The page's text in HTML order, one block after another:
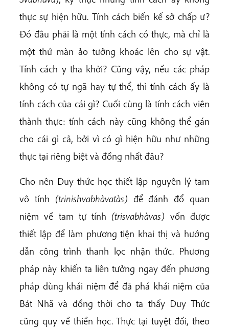
thực sự hiện hữu. Tính cách biến kế sở chấp ư?
Đó đâu phải là một tính cách có thực, mà chỉ là
một thứ màn ảo tưởng khoác lên cho sự vật.
Tính cách y tha khởi? Cũng vậy, nếu các pháp
không có tự ngã hay tự thể, thì tính cách ấy là
tính cách của cái gì? Cuối cùng là tính cách viên
thành thực: tính cách này cũng không thể gán
cho cái gì cả, bởi vì có gì hiện hữu như những
thực tại riêng biệt và đồng nhất đâu?
Cho nên Duy thức học thiết lập nguyên lý tam
vô tính (trinishvabhàvatàs) để đánh đổ quan
niệm về tam tự tính (trisvabhàvas) vốn được
thiết lập để làm phương tiện khai thị và hướng
dẫn công trình thanh lọc nhận thức. Phương
pháp này khiến ta liên tưởng ngay đến phương
pháp dùng khái niệm để đả phá khái niệm của
Bát Nhã và đồng thời cho ta thấy Duy Thức
cũng quy về thiền học. Thực tại tuyệt đối, theo